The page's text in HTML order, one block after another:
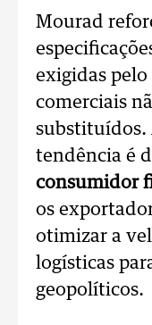
Mourad
exigidas pelo
comerciais
substituídos.
tendência é
consumidor
os
otimizar a
logísticas
geopolíticos.